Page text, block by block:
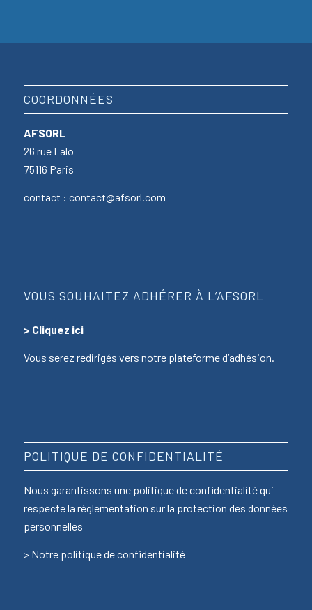
COORDONNÉES
AFSORL
26 rue Lalo
75116 Paris
contact : contact@afsorl.com
VOUS SOUHAITEZ ADHÉRER À L’AFSORL
> Cliquez ici
Vous serez redirigés vers notre plateforme d’adhésion.
POLITIQUE DE CONFIDENTIALITÉ
Nous garantissons une politique de confidentialité qui
respecte la réglementation sur la protection des données
personnelles
> Notre politique de confidentialité